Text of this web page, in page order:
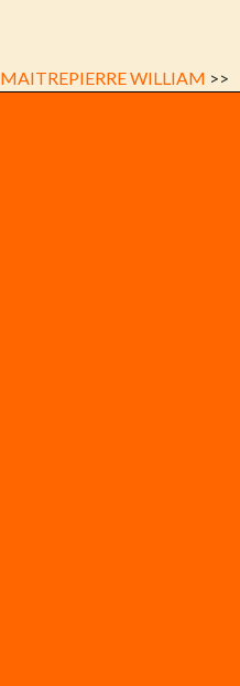
MAITREPIERRE WILLIAM >>